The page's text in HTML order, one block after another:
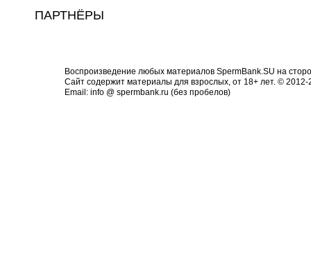
ПАРТНЁРЫ
Воспроизведение любых материалов SpermBank.SU на
Сайт содержит материалы для взрослых, от 18+ лет. ©
Email: info @ spermbank.ru (без пробелов)